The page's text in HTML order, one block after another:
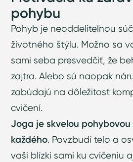
pohybu
Pohyb je neoddeliteľnou
životného štýlu. Možno sa
sami seba presvedčiť, že
zajtra. Alebo sú naopak
zabúdajú na dôležitosť
cvičení.
Joga je skvelou
každého. Povzbudí telo a
vaši blízki sami ku cvičeniu